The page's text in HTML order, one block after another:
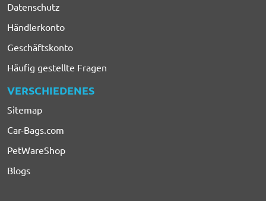
Datenschutz
Händlerkonto
Geschäftskonto
Häufig gestellte Fragen
VERSCHIEDENES
Sitemap
Car-Bags.com
PetWareShop
Blogs